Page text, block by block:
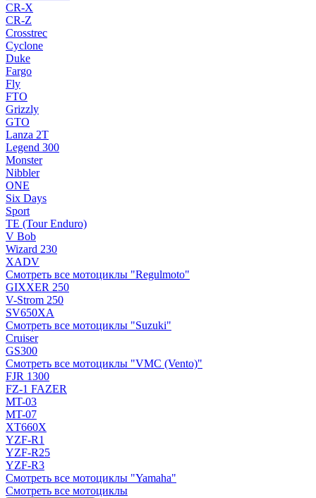
CR-X
CR-Z
Crosstrec
Cyclone
Duke
Fargo
Fly
FTO
Grizzly
GTO
Lanza 2T
Legend 300
Monster
Nibbler
ONE
Six Days
Sport
TE (Tour Enduro)
V Bob
Wizard 230
XADV
Смотреть все мотоциклы "Regulmoto"
GIXXER 250
V-Strom 250
SV650XA
Смотреть все мотоциклы "Suzuki"
Cruiser
GS300
Смотреть все мотоциклы "VMC (Vento)"
FJR 1300
FZ-1 FAZER
MT-03
MT-07
XT660X
YZF-R1
YZF-R25
YZF-R3
Смотреть все мотоциклы "Yamaha"
Смотреть все мотоциклы